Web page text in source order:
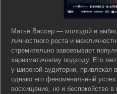
Матье Вассер — молодой и
личностного роста и
стремительно завоевывает
харизматичному подходу. Его
у широкой аудитории, привлекая
однако его феноменальный
восхищение, но и беспокойство в